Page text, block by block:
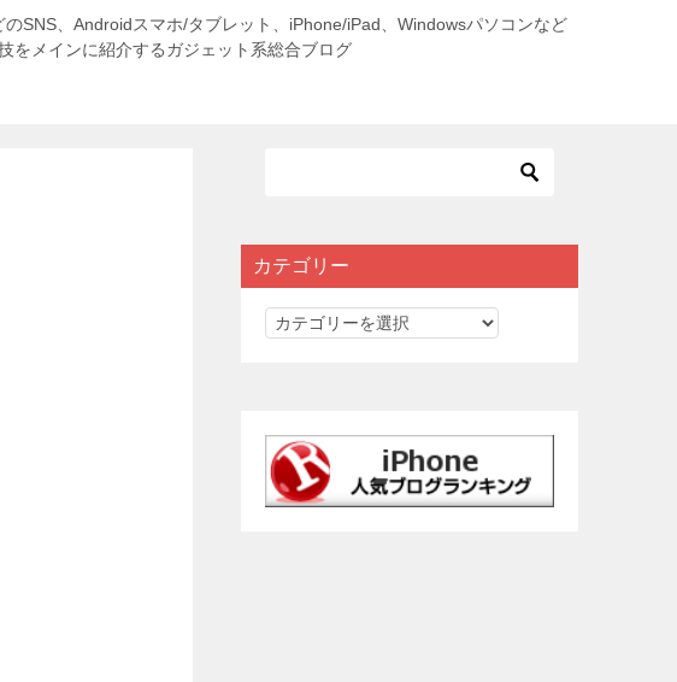
のSNS、Androidスマホ/タブレット、iPhone/iPad、Windowsパソコンなど
をメインに紹介するガジェット系総合ブログ
カテゴリー
カ
ー